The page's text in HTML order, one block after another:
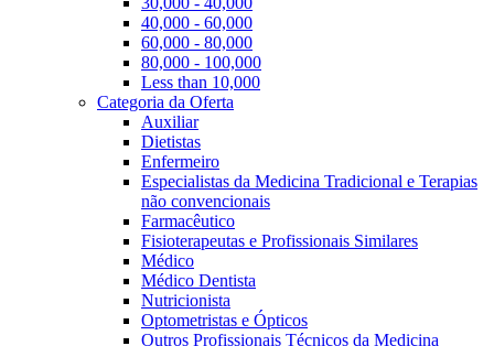
40,000 - 60,000
60,000 - 80,000
80,000 - 100,000
Less than 10,000
Categoria da Oferta
Auxiliar
Dietistas
Enfermeiro
Especialistas da Medicina Tradicional e Terapias
não convencionais
Farmacêutico
Fisioterapeutas e Profissionais Similares
Médico
Médico Dentista
Nutricionista
Optometristas e Ópticos
Outros Profissionais Técnicos da Medicina